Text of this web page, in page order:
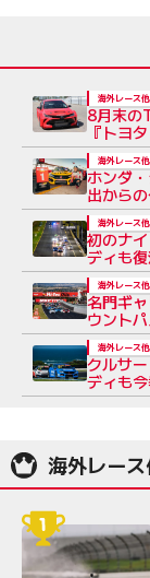
8月末の
『トヨ
海外レース他
ホンダ
出から
海外レース他
初のナ
ディも
海外レース他
名門ギ
ウント
海外レース他
クルサ
ディも
海外レース他
海外レー